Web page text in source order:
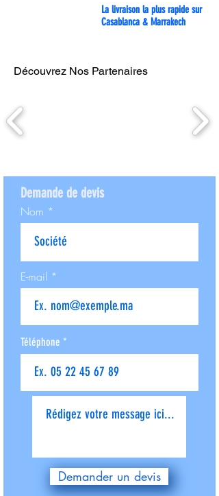
La livraison la plus rapide sur
Casablanca & Marrakech
Découvrez Nos Partenaires
Demande de devis
Nom
E-mail
Téléphone
Demander un devis